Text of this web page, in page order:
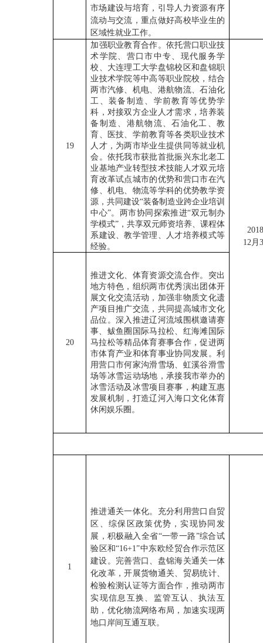
市场建设与培育，引导人力资源有序
流动与交流，重点做好高校毕业生的
区域性就业工作。
19
加强职业教育合作。依托营口职业技
术学院、营口市中专、现代服务学
校、大连理工大学盘锦校区和盘锦职
业技术学院等中高等职业院校，结合
两市汽修、机电、港航物流、石油化
工、装备制造、学前教育等优势学
科，对接双方企业人才需求，培养装
备制造、港航物流、石油化工、教
育、医技、学前教育等各类职业技术
人才，为两市毕业生提供同等就业机
会。依托我市获批首批振兴东北老工
业基地产业转型技术技能人才双元培
育改革试点城市的优势和营口市在汽
修、机电、物流等学科的优势教学资
源，共同建设“装备制造业跨企业培训
中心”。两市协同探索推进“双元制办
学模式”，共享双元师资培养、课程体
系建设、教学管理、人才培养模式等
经验。
12月
20
推进文化、体育资源交流合作。突出
地方特色，组织两市优秀演出团体开
展文化交流活动，加强非物质文化遗
产项目推广交流，共同提高城市文化
品位。深入推进辽河流域围棋邀请赛
事、鲅鱼圈国际马拉松、红海滩国际
马拉松等精品体育赛事合作，促进两
市体育产业和体育事业协同发展。利
用营口市何家沟滑雪场、虹溪谷滑雪
场等冰雪运动场地，承接我市举办的
冰雪活动及冰雪项目赛事，构建互惠
发展机制，打造辽河入海口文化体育
休闲娱乐圈。
1
推进通关一体化。充分利用营口自贸
区、综保区政策优势，实现协同发
展，积极融入全省“一带一路”综合试
验区和“16+1”中东欧经贸合作示范区
建设。完善营口、盘锦海关通关一体
化改革，开展货物通关、贸易统计、
检验检测认证等方面合作，推动两市
实现信息互换、监管互认、执法互
助，优化物流网络布局，加速实现两
地口岸间互通互联。